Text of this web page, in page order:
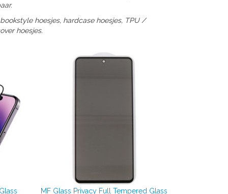
hoesjes, hardcase hoesjes, TPU /
hoesjes.
MF Glass Privacy Full Tempered Glass